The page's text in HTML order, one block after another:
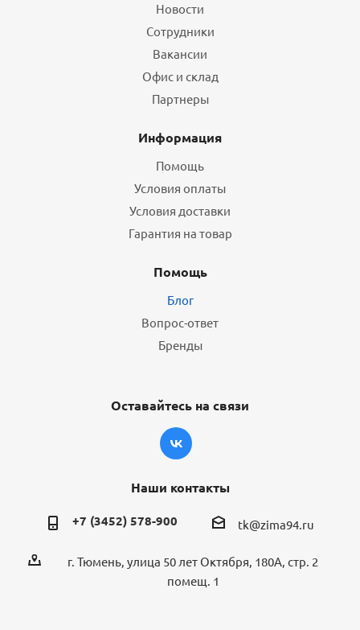
Новости
Сотрудники
Вакансии
Офис и склад
Партнеры
Информация
Помощь
Условия оплаты
Условия доставки
Гарантия на товар
Помощь
Блог
Вопрос-ответ
Бренды
Оставайтесь на связи
Наши контакты
+7 (3452) 578-900 tk@zima94.ru
г. Тюмень, улица 50 лет Октября, 180А, стр. 2
помещ. 1